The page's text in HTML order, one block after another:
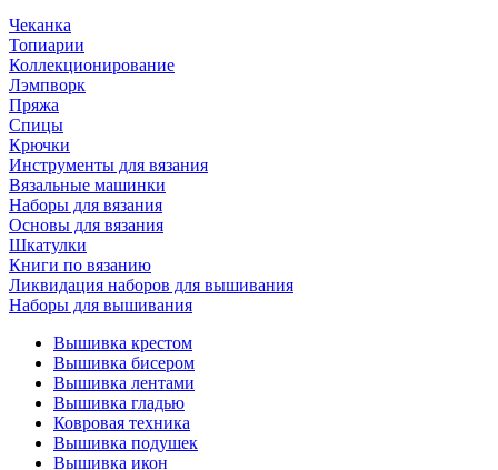
Чеканка
Топиарии
Коллекционирование
Лэмпворк
Пряжа
Спицы
Крючки
Инструменты для вязания
Вязальные машинки
Наборы для вязания
Основы для вязания
Шкатулки
Книги по вязанию
Ликвидация наборов для вышивания
Наборы для вышивания
Вышивка крестом
Вышивка бисером
Вышивка лентами
Вышивка гладью
Ковровая техника
Вышивка подушек
Вышивка икон